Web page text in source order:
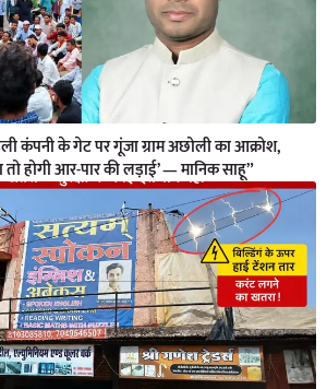
कंपनी के गेट पर गूंजा ग्राम अछोली का आक्रोश,
तो होगी आर-पार की लड़ाई’ — मानिक साहू”